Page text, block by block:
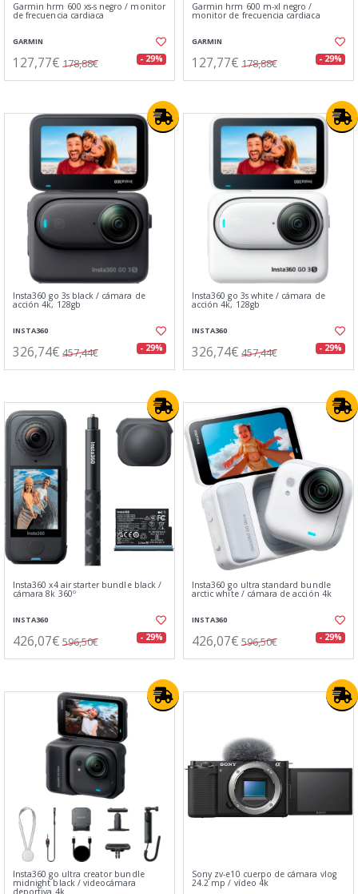
Garmin hrm 600 xs-s negro / monitor
de frecuencia cardiaca
GARMIN
127,77€ 178,88€ - 29%
Garmin hrm 600 m-xl negro /
monitor de frecuencia cardiaca
GARMIN
127,77€ 178,88€ - 29%
Insta360 go 3s black / cámara de
acción 4k, 128gb
INSTA360
326,74€ 457,44€ - 29%
Insta360 go 3s white / cámara de
acción 4k, 128gb
INSTA360
326,74€ 457,44€ - 29%
Insta360 x4 air starter bundle black /
cámara 8k 360º
INSTA360
426,07€ 596,50€ - 29%
Insta360 go ultra standard bundle
arctic white / cámara de acción 4k
INSTA360
426,07€ 596,50€ - 29%
Insta360 go ultra creator bundle
midnight black / videocámara
deportiva 4k
Sony zv-e10 cuerpo de cámara vlog
24.2 mp / vídeo 4k